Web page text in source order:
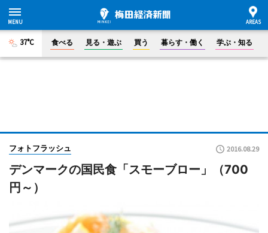
37°C 食べる 見る・遊ぶ 買う 暮らす・働く 学ぶ・知る
フォトフラッシュ 2016.08.29
デンマークの国民食「スモーブロー」（700
円～）